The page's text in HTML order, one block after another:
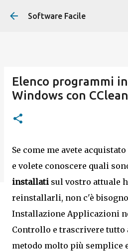
Passa ai contenuti
Software Facile
Elenco programmi
Windows con
Se come me avete
e volete conoscere quali
installati sul vostro attuale
reinstallarli, non c'è
Installazione Applicazioni
Controllo e trascrivere tutto
metodo molto più semplice